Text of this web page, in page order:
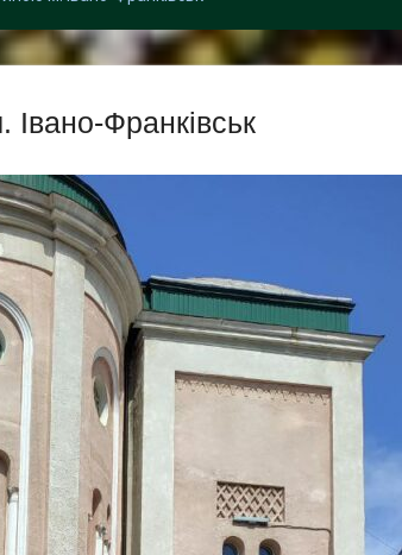
Франківськ